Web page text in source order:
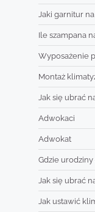
Jaki garnitur
Ile szampana
Wyposażenie
Montaż
Jak się ubrać
Adwokaci
Adwokat
Gdzie urodziny
Jak się ubrać
Jak ustawić